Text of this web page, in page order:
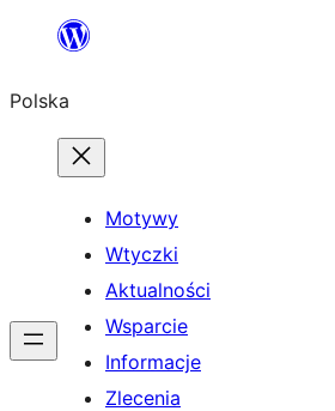
Przejdź
treści
Polska
Motywy
Wtyczki
Aktualności
Wsparcie
Informacje
Zlecenia